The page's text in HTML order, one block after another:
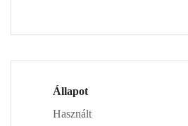
Állapot
Használt